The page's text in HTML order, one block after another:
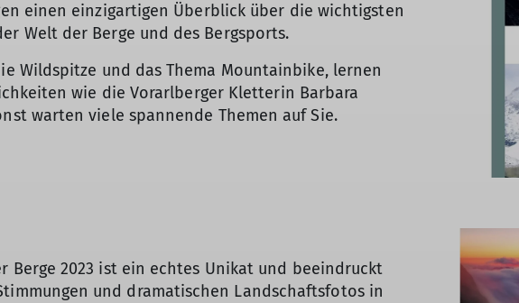
einen einzigartigen Überblick über die wichtigsten
Welt der Berge und des Bergsports.
Wildspitze und das Thema Mountainbike, lernen
wie die Vorarlberger Kletterin Barbara
warten viele spannende Themen auf Sie.
Berge 2023 ist ein echtes Unikat und beeindruckt
und dramatischen Landschaftsfotos in